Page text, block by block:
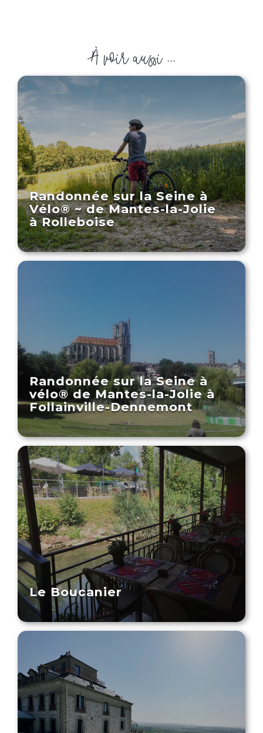
À voir aussi ...
Randonnée sur la Seine à
Vélo® ~ de Mantes-la-Jolie
à Rolleboise
Randonnée sur la Seine à
vélo® de Mantes-la-Jolie à
Follainville-Dennemont
Le Boucanier